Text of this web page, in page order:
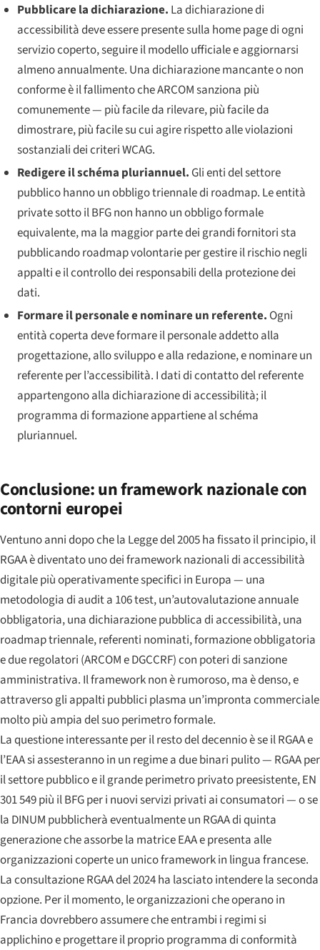
Pubblicare la dichiarazione. La dichiarazione di
accessibilità deve essere presente sulla home page di ogni
servizio coperto, seguire il modello ufficiale e aggiornarsi
almeno annualmente. Una dichiarazione mancante o non
conforme è il fallimento che ARCOM sanziona più
comunemente — più facile da rilevare, più facile da
dimostrare, più facile su cui agire rispetto alle violazioni
sostanziali dei criteri WCAG.
Redigere ilschéma pluriannuel. Gli enti del settore
pubblico hanno un obbligo triennale di roadmap. Le entità
private sotto il BFG non hanno un obbligo formale
equivalente, ma la maggior parte dei grandi fornitori sta
pubblicando roadmap volontarie per gestire il rischio negli
appalti e il controllo dei responsabili della protezione dei
dati.
Formare il personale e nominare un referente. Ogni
entità coperta deve formare il personale addetto alla
progettazione, allo sviluppo e alla redazione, e nominare un
referente per l’accessibilità. I dati di contatto del referente
appartengono alla dichiarazione di accessibilità; il
programma di formazione appartiene alschéma
pluriannuel.
Conclusione: un framework nazionale con
contorni europei
Ventuno anni dopo che la Legge del 2005 ha fissato il principio, il
RGAA è diventato uno dei framework nazionali di accessibilità
digitale più operativamente specifici in Europa — una
metodologia di audit a 106 test, un’autovalutazione annuale
obbligatoria, una dichiarazione pubblica di accessibilità, una
roadmap triennale, referenti nominati, formazione obbligatoria
e due regolatori (ARCOM e DGCCRF) con poteri di sanzione
amministrativa. Il framework non è rumoroso, ma è denso, e
attraverso gli appalti pubblici plasma un’impronta commerciale
molto più ampia del suo perimetro formale.
La questione interessante per il resto del decennio è se il RGAA e
l’EAA si assesteranno in un regime a due binari pulito — RGAA per
il settore pubblico e il grande perimetro privato preesistente, EN
301 549 più il BFG per i nuovi servizi privati ai consumatori — o se
la DINUM pubblicherà eventualmente un RGAA di quinta
generazione che assorbe la matrice EAA e presenta alle
organizzazioni coperte un unico framework in lingua francese.
La consultazione RGAA del 2024 ha lasciato intendere la seconda
opzione. Per il momento, le organizzazioni che operano in
Francia dovrebbero assumere che entrambi i regimi si
applichino e progettare il proprio programma di conformità